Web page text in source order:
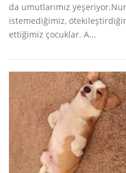
da umutlarımız
istemediğimiz,
ettiğimiz çocuklar. A...